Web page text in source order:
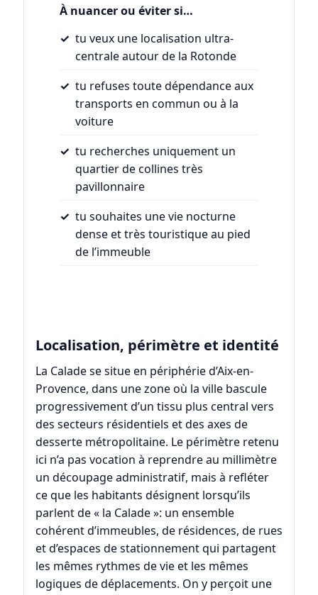
À nuancer ou éviter si…
tu veux une localisation ultra-
centrale autour de la Rotonde
tu refuses toute dépendance aux
transports en commun ou à la
voiture
tu recherches uniquement un
quartier de collines très
pavillonnaire
tu souhaites une vie nocturne
dense et très touristique au pied
de l’immeuble
Localisation, périmètre et identité
La Calade se situe en périphérie d’Aix-en-
Provence, dans une zone où la ville bascule
progressivement d’un tissu plus central vers
des secteurs résidentiels et des axes de
desserte métropolitaine. Le périmètre retenu
ici n’a pas vocation à reprendre au millimètre
un découpage administratif, mais à refléter
ce que les habitants désignent lorsqu’ils
parlent de « la Calade »: un ensemble
cohérent d’immeubles, de résidences, de rues
et d’espaces de stationnement qui partagent
les mêmes rythmes de vie et les mêmes
logiques de déplacements. On y perçoit une